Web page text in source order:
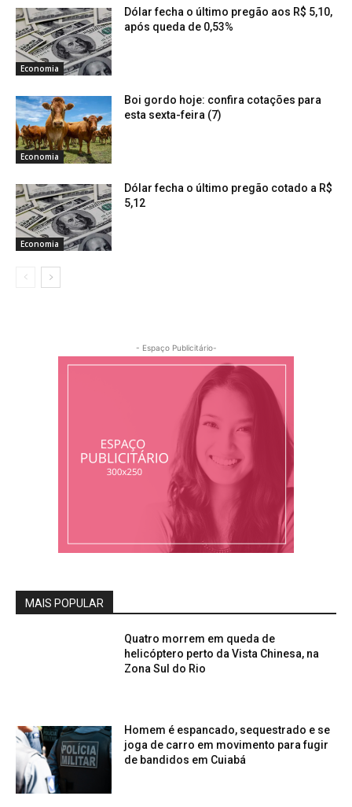
Economia
Dólar fecha o último pregão aos R$ 5,10,
após queda de 0,53%
Economia
Boi gordo hoje: confira cotações para
esta sexta-feira (7)
Economia
Dólar fecha o último pregão cotado a R$
5,12
- Espaço Publicitário-
MAIS POPULAR
Quatro morrem em queda de
helicóptero perto da Vista Chinesa, na
Zona Sul do Rio
Homem é espancado, sequestrado e se
joga de carro em movimento para fugir
de bandidos em Cuiabá